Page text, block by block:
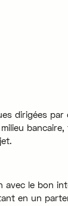
dirigées par
avec le bon
en un